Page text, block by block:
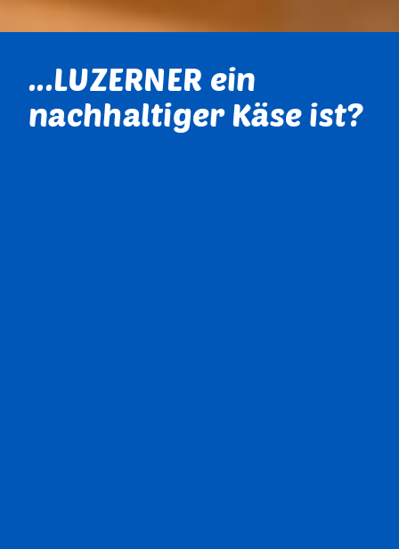
...LUZERNER ein
nachhaltiger Käse ist?